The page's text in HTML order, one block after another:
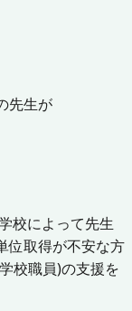
先生が
校によって先生
位取得が不安な方
校職員)の支援を